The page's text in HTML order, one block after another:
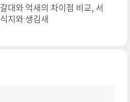
갈대와 억새의 차이점 비교, 서
식지와 생김새